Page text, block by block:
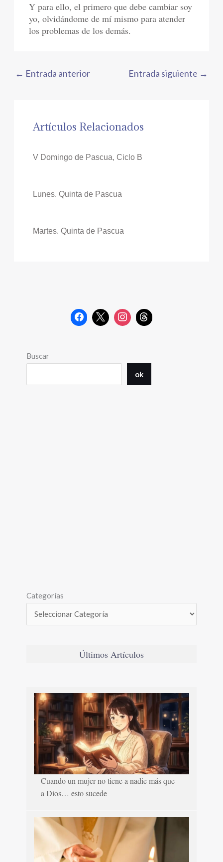
Y para ello, el primero que debe cambiar soy
yo, olvidándome de mí mismo para atender
los problemas de los demás.
← Entrada anterior Entrada siguiente →
Artículos Relacionados
V Domingo de Pascua, Ciclo B
Lunes. Quinta de Pascua
Martes. Quinta de Pascua
Buscar
ok
Categorías
Últimos Artículos
Cuando un mujer no tiene a nadie más que
a Dios… esto sucede